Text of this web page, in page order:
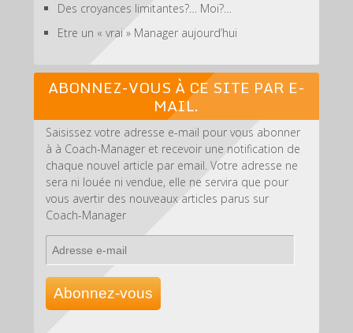
Des croyances limitantes?… Moi?…
Etre un « vrai » Manager aujourd’hui
ABONNEZ-VOUS À CE SITE PAR E-
MAIL.
Saisissez votre adresse e-mail pour vous abonner
à à Coach-Manager et recevoir une notification de
chaque nouvel article par email. Votre adresse ne
sera ni louée ni vendue, elle ne servira que pour
vous avertir des nouveaux articles parus sur
Coach-Manager
Adresse
e-
mail
Abonnez-vous